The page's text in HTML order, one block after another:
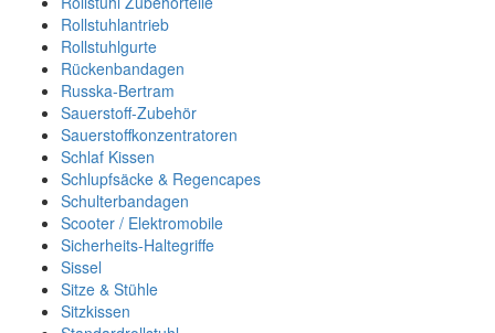
Rollstuhlantrieb
Rollstuhlgurte
Rückenbandagen
Russka-Bertram
Sauerstoff-Zubehör
Sauerstoffkonzentratoren
Schlaf Kissen
Schlupfsäcke & Regencapes
Schulterbandagen
Scooter / Elektromobile
Sicherheits-Haltegriffe
Sissel
Sitze & Stühle
Sitzkissen